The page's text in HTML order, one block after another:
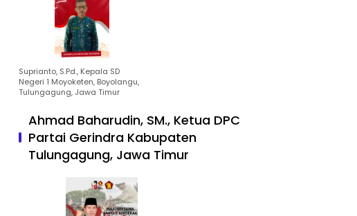
Suprianto, S.Pd., Kepala SD
Negeri 1 Moyoketen, Boyolangu,
Tulungagung, Jawa Timur
Ahmad Baharudin, SM., Ketua DPC
Partai Gerindra Kabupaten
Tulungagung, Jawa Timur